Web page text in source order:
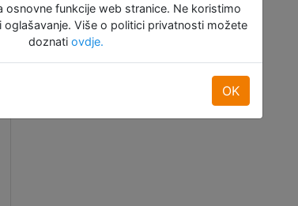
osnovne funkcije web stranice. Ne koristimo
oglašavanje. Više o politici privatnosti možete
doznatiovdje.
OK